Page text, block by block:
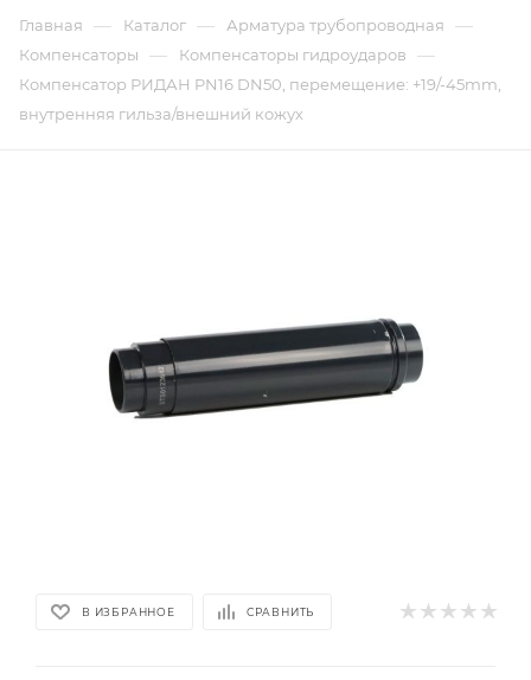
Главная — Каталог — Арматура трубопроводная —
Компенсаторы — Компенсаторы гидроударов —
Компенсатор РИДАН PN16 DN50, перемещение: +19/-45mm,
внутренняя гильза/внешний кожух
В ИЗБРАННОЕ СРАВНИТЬ